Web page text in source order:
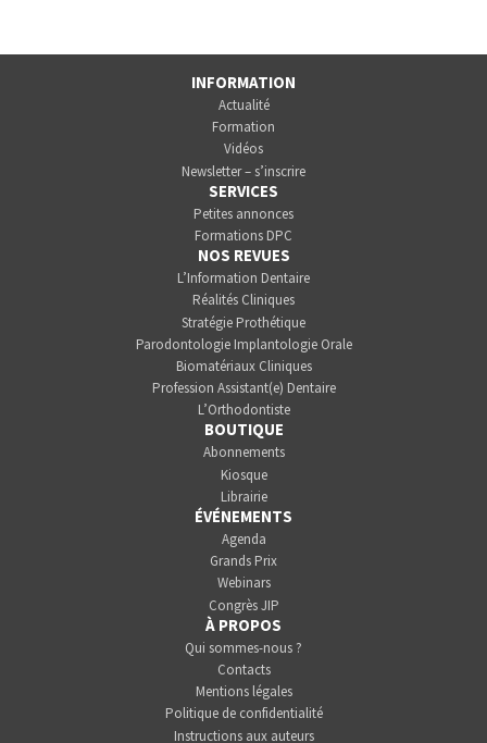
INFORMATION
Actualité
Formation
Vidéos
Newsletter – s’inscrire
SERVICES
Petites annonces
Formations DPC
NOS REVUES
L’Information Dentaire
Réalités Cliniques
Stratégie Prothétique
Parodontologie Implantologie Orale
Biomatériaux Cliniques
Profession Assistant(e) Dentaire
L’Orthodontiste
BOUTIQUE
Abonnements
Kiosque
Librairie
ÉVÉNEMENTS
Agenda
Grands Prix
Webinars
Congrès JIP
À PROPOS
Qui sommes-nous ?
Contacts
Mentions légales
Politique de confidentialité
Instructions aux auteurs